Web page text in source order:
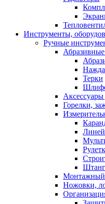
Инструменты,
Ручные
Терки
Горелки,
Монтажный
Ножовки,